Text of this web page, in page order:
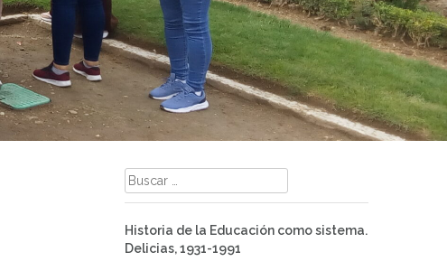
Buscar:
Historia de la Educación como sistema.
Delicias, 1931-1991